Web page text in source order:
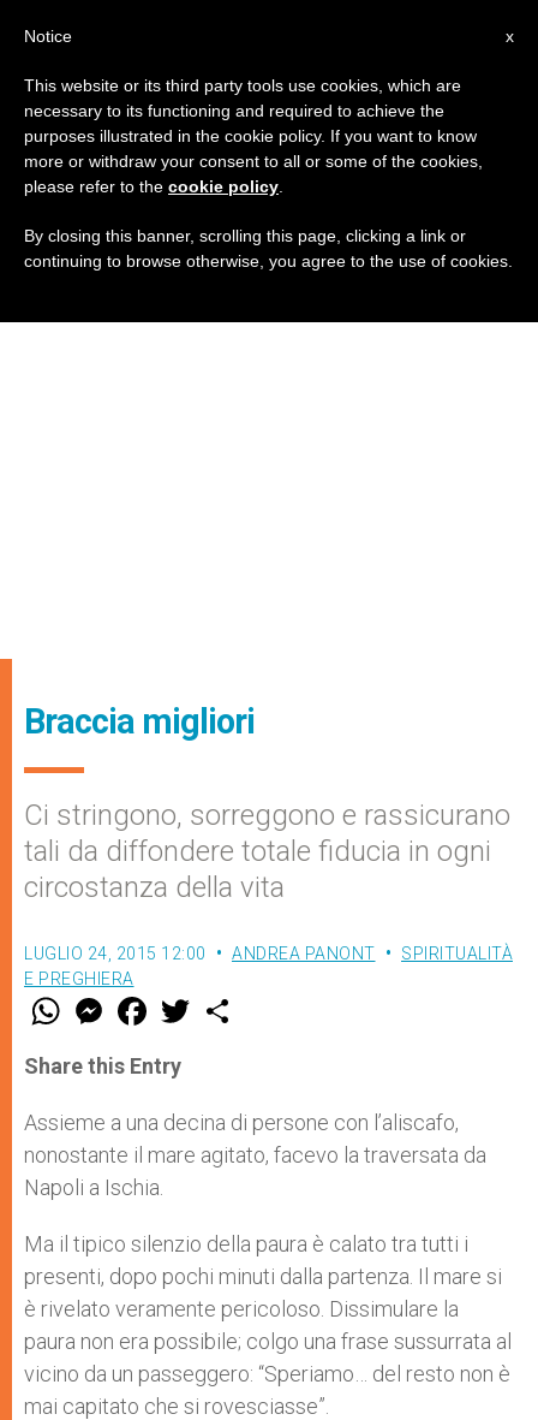
Braccia migliori
Ci stringono, sorreggono e rassicurano
tali da diffondere totale fiducia in ogni
circostanza della vita
LUGLIO 24, 2015 12:00 ANDREA PANONT
SPIRITUALITÀ
E PREGHIERA
W
t
s
p
p
M
e
s
e
g
e
r
F
a
e
b
o
k
w
r
Share this Entry
Assieme a una decina di persone con l’aliscafo,
nonostante il mare agitato, facevo la traversata da
Napoli a Ischia.
Ma il tipico silenzio della paura è calato tra tutti i
presenti, dopo pochi minuti dalla partenza. Il mare si
è rivelato veramente pericoloso. Dissimulare la
paura non era possibile; colgo una frase sussurrata al
vicino da un passeggero: “Speriamo… del resto non è
mai capitato che si rovesciasse”.
x
Notice
This website or its third party tools use cookies, which are
necessary to its functioning and required to achieve the
purposes illustrated in the cookie policy. If you want to know
more or withdraw your consent to all or some of the cookies,
please refer to the cookie policy
By closing this banner, scrolling this page, clicking a link or
continuing to browse otherwise, you agree to the use of cookies.